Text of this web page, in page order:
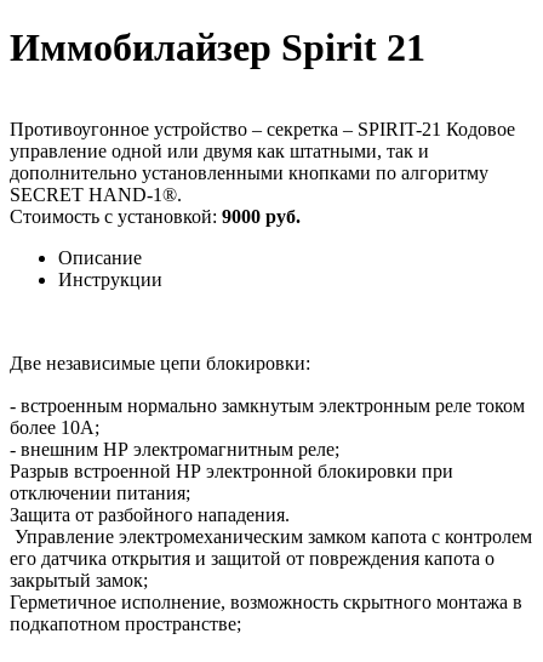
Иммобилайзер Spirit 21
Противоугонное устройство – секретка – SPIRIT-21 Кодовое
управление одной или двумя как штатными, так и
дополнительно установленными кнопками по алгоритму
SECRET HAND-1®.
Стоимость с установкой: 9000 руб.
Описание
Инструкции
Две независимые цепи блокировки:
- встроенным нормально замкнутым электронным реле током
более 10А;
- внешним НР электромагнитным реле;
Разрыв встроенной НР электронной блокировки при
отключении питания;
Защита от разбойного нападения.
Управление электромеханическим замком капота с контролем
его датчика открытия и защитой от повреждения капота о
закрытый замок;
Герметичное исполнение, возможность скрытного монтажа в
подкапотном пространстве;